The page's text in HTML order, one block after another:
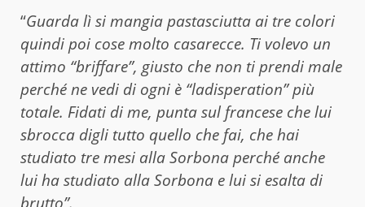
“Guarda lì si mangia pastasciutta ai tre colori
quindi poi cose molto casarecce. Ti volevo un
attimo “briffare”, giusto che non ti prendi male
perché ne vedi di ogni è “ladisperation” più
totale. Fidati di me, punta sul francese che lui
sbrocca digli tutto quello che fai, che hai
studiato tre mesi alla Sorbona perché anche
lui ha studiato alla Sorbona e lui si esalta di